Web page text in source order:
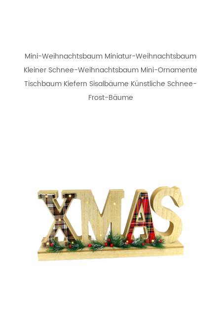
Mini-Weihnachtsbaum Miniatur-Weihnachtsbaum
Kleiner Schnee-Weihnachtsbaum Mini-Ornamente
Tischbaum Kiefern Sisalbäume Künstliche Schnee-
Frost-Bäume